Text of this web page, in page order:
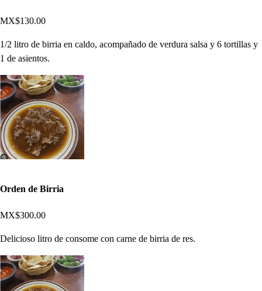
MX$130.00
1/2 litro de birria en caldo, acompañado de verdura salsa y 6 tortillas y
1 de asientos.
Orden de Birria
MX$300.00
Delicioso litro de consome con carne de birria de res.